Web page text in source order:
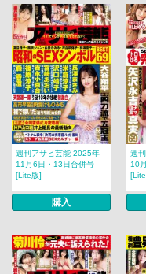
週刊アサヒ芸能 2025年
11月6日・13日合併号
[Lite版]
購入
週
10